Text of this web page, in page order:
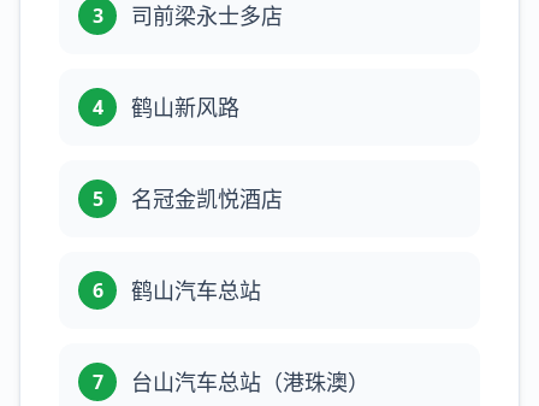
3 司前梁永士多店
4 鹤山新风路
5 名冠金凯悦酒店
6 鹤山汽车总站
7 台山汽车总站（港珠澳）